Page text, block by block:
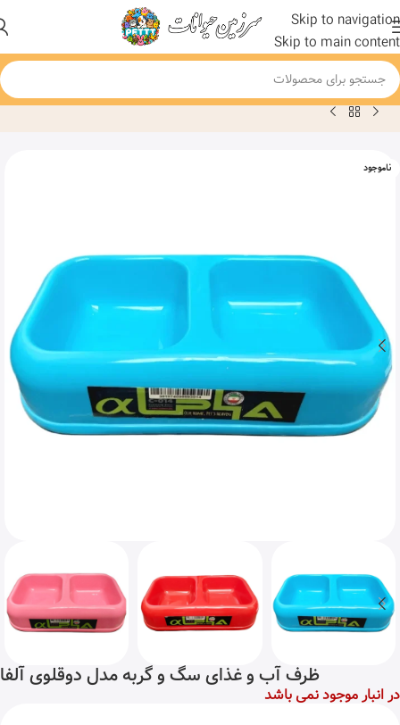
Skip to navigation
Skip to main content
خانه محصول ظرف آب و غذای سگ و گربه مدل دوقلوی آلفا
ناموجود
ظرف آب و غذای سگ و گربه مدل دوقلوی آلفا
در انبار موجود نمی باشد